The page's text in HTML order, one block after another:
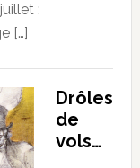
:
[…]
Drôles
de
vols…